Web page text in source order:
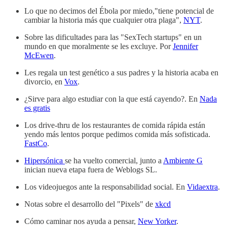
Lo que no decimos del Ébola por miedo,"tiene potencial de
cambiar la historia más que cualquier otra plaga", NYT.
Sobre las dificultades para las "SexTech startups" en un
mundo en que moralmente se les excluye. PorJennifer
McEwen.
Les regala un test genético a sus padres y la historia acaba en
divorcio, en Vox.
¿Sirve para algo estudiar con la que está cayendo?. En Nada
es gratis
Los drive-thru de los restaurantes de comida rápida están
yendo más lentos porque pedimos comida más sofisticada.
FastCo.
Hipersónica se ha vuelto comercial, junto a Ambiente G
inician nueva etapa fuera de Weblogs SL.
Los videojuegos ante la responsabilidad social. En Vidaextra.
Notas sobre el desarrollo del "Pixels" de xkcd
Cómo caminar nos ayuda a pensar, New Yorker.